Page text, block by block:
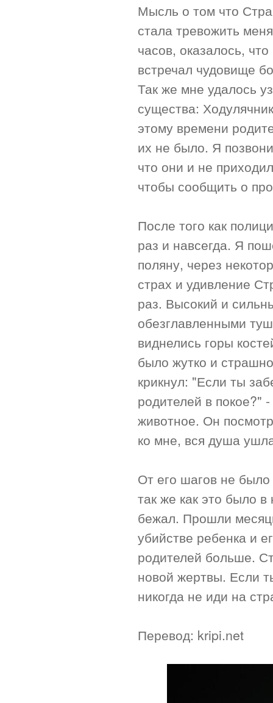
Мысль о том что
стала тревожить
часов, оказалось,
встречал чудовище
Так же мне удалось
существа:
этому времени
их не было. Я
что они и не
чтобы сообщить о
После того как
раз и навсегда. Я
поляну, через
страх и удивление
раз. Высокий и
обезглавленными
виднелись горы
было жутко и
крикнул: "Если ты
родителей в покое?"
животное. Он
ко мне, вся душа
От его шагов не
так же как это было
бежал. Прошли
убийстве ребенка и
родителей больше.
новой жертвы. Если
никогда не иди на
Перевод: kripi.net